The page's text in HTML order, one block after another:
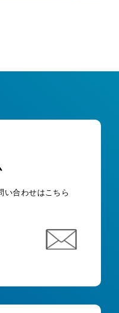
い合わせはこちら